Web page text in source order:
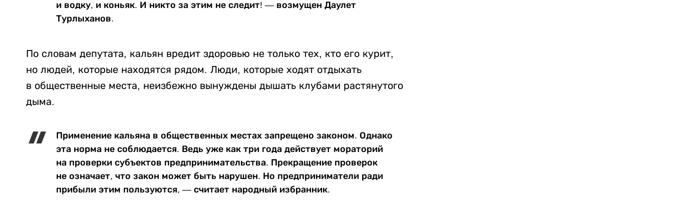
и водку, и коньяк. И никто за этим не следит! — возмущен Даулет
Турлыханов.
По словам депутата, кальян вредит здоровью не только тех, кто его курит,
но людей, которые находятся рядом. Люди, которые ходят отдыхать
в общественные места, неизбежно вынуждены дышать клубами растянутого
дыма.
Применение кальяна в общественных местах запрещено законом. Однако
эта норма не соблюдается. Ведь уже как три года действует мораторий
на проверки субъектов предпринимательства. Прекращение проверок
не означает, что закон может быть нарушен. Но предприниматели ради
прибыли этим пользуются, — считает народный избранник.